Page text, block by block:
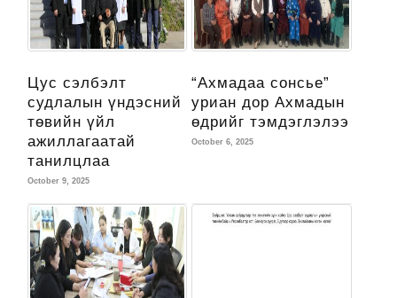
Цус сэлбэлт
судлалын үндэсний
төвийн үйл
ажиллагаатай
танилцлаа
October 9, 2025
“Ахмадаа сонсье”
уриан дор Ахмадын
өдрийг тэмдэглэлээ
October 6, 2025